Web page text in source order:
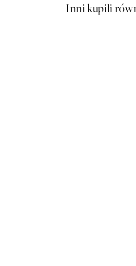
Inni kupili